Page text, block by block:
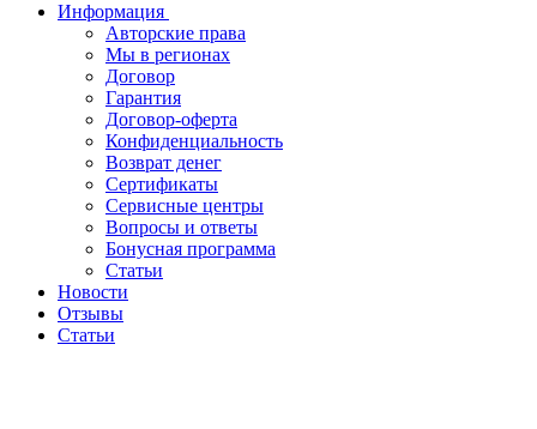
Информация
Авторские права
Мы в регионах
Договор
Гарантия
Договор-оферта
Конфиденциальность
Возврат денег
Сертификаты
Сервисные центры
Вопросы и ответы
Бонусная программа
Статьи
Новости
Отзывы
Статьи